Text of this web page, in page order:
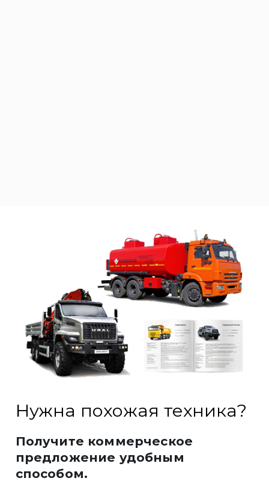
Нужна похожая техника?
Получите коммерческое
предложение удобным
способом.